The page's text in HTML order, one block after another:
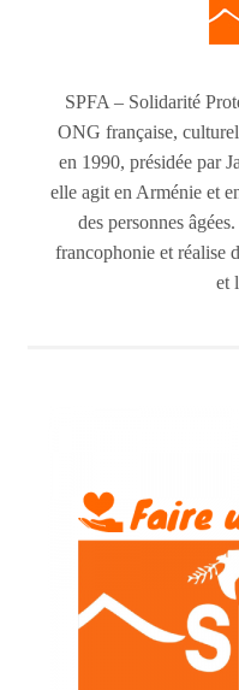
SPFA – Solidarité
ONG française,
en 1990, présidée par
elle agit en Arménie et
des personnes
francophonie et réalise
et